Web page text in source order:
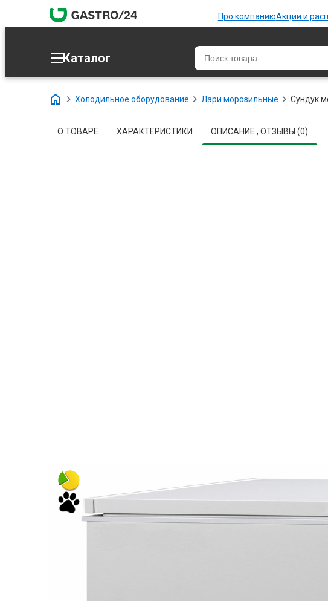
Про компаниюАкции и
Каталог
Холодильное оборудование Лари морозильные Сундук
О ТОВАРЕ ХАРАКТЕРИСТИКИ ОПИСАНИЕ , ОТЗЫВЫ (0)